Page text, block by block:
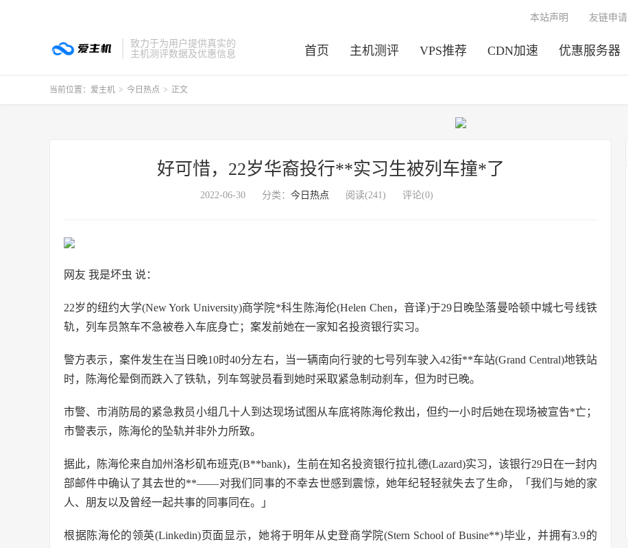
致力于为用户提供真实的
主机测评数据及优惠信息
首页 主机测评 VPS推荐 CDN加速 优惠服务器
本站声明 友链申请
当前位置： 爱主机 > 今日热点 > 正文
好可惜，22岁华裔投行**实习生被列车撞*了
2022-06-30 分类： 今日热点 阅读(241) 评论(0)
网友 我是坏虫 说：
22岁的纽约大学(New York University)商学院*科生陈海伦(Helen Chen，音译)于29日晚坠落曼哈顿中城七号线铁
轨，列车员煞车不急被卷入车底身亡；案发前她在一家知名投资银行实习。
警方表示，案件发生在当日晚10时40分左右，当一辆南向行驶的七号列车驶入42街**车站(Grand Central)地铁站
时，陈海伦晕倒而跌入了铁轨，列车驾驶员看到她时采取紧急制动刹车，但为时已晚。
市警、市消防局的紧急救员小组几十人到达现场试图从车底将陈海伦救出，但约一小时后她在现场被宣告*亡；
市警表示，陈海伦的坠轨并非外力所致。
据此，陈海伦来自加州洛杉矶布班克(B**bank)，生前在知名投资银行拉扎德(Lazard)实习，该银行29日在一封内
部邮件中确认了其去世的**——对我们同事的不幸去世感到震惊，她年纪轻轻就失去了生命，「我们与她的家
人、朋友以及曾经一起共事的同事同在。」
根据陈海伦的领英(Linkedin)页面显示，她将于明年从史登商学院(Stern School of Busine**)毕业，并拥有3.9的